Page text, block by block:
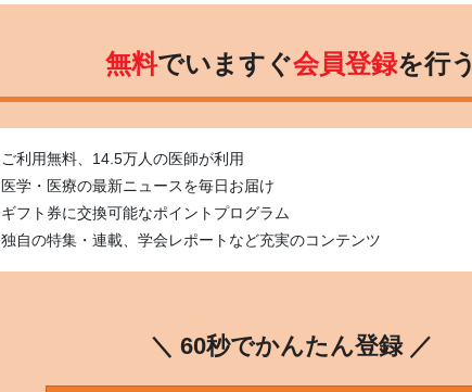
無料でいますぐ会員登録を行う
ご利用無料、14.5万人の医師が利用
医学・医療の最新ニュースを毎日お届け
ギフト券に交換可能なポイントプログラム
独自の特集・連載、学会レポートなど充実のコンテンツ
＼ 60秒でかんたん登録 ／